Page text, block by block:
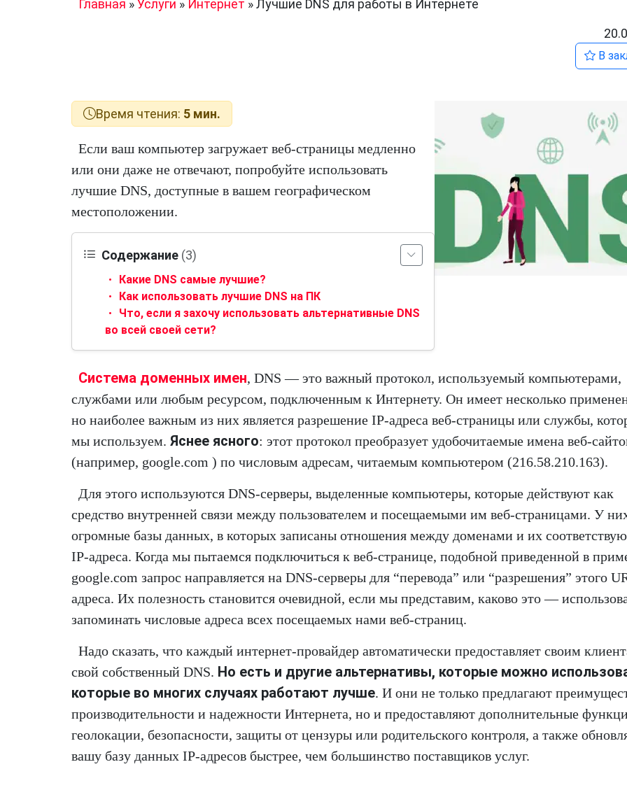
Главная »Услуги » Интернет »Лучшие DNS для работы в Интернете
В
Время чтения: 5 мин.
Если ваш компьютер загружает веб-страницы медленно
или они даже не отвечают, попробуйте использовать
лучшие DNS, доступные в вашем географическом
местоположении.
Содержание (3)
Какие DNS самые лучшие?
Как использовать лучшие DNS на ПК
Что, если я захочу использовать альтернативные DNS
во всей своей сети?
Система доменных имен, DNS — это важный протокол, используемый компьютерами,
службами или любым ресурсом, подключенным к Интернету. Он имеет несколько
но наиболее важным из них является разрешение IP-адреса веб-страницы или службы,
мы используем. Яснее ясного: этот протокол преобразует удобочитаемые имена веб-
(например, google.com ) по числовым адресам, читаемым компьютером (216.58.210.163).
Для этого используются DNS-серверы, выделенные компьютеры, которые действуют как
средство внутренней связи между пользователем и посещаемыми им веб-страницами. У
огромные базы данных, в которых записаны отношения между доменами и их
IP-адреса. Когда мы пытаемся подключиться к веб-странице, подобной приведенной в
google.com запрос направляется на DNS-серверы для “перевода” или “разрешения” этого
адреса. Их полезность становится очевидной, если мы представим, каково это —
запоминать числовые адреса всех посещаемых нами веб-страниц.
Надо сказать, что каждый интернет-провайдер автоматически предоставляет своим
свой собственный DNS. Но есть и другие альтернативы, которые можно
которые во многих случаях работают лучше. И они не только предлагают
производительности и надежности Интернета, но и предоставляют дополнительные
геолокации, безопасности, защиты от цензуры или родительского контроля, а также
вашу базу данных IP-адресов быстрее, чем большинство поставщиков услуг.